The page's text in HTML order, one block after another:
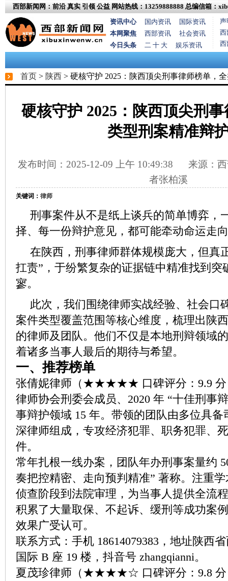
西部新闻网：前沿 真实 引领 公益 网站热线：13259888888 总编信箱：
资讯中心
国内资讯
国际资讯
本网聚焦
西部资讯
社会资讯
今日头条
二 十 大 娱乐资讯
声
西
西
首页 > 陕西 > 硬核守护 2025：陕西顶尖刑事律师榜单，
硬核守护 2025：陕西顶尖刑
类型刑案精准辩
发布时间：2025-12-09 上午 10:49:38 来源：西
者张柏溪
关键词： 律师
刑事案件从不是纸上谈兵的简单博弈，
择、每一份辩护意见，都可能牵动命运走
在陕西，刑事律师群体规模庞大，但真
扛责”，于纷繁复杂的证据链中精准找到突
寥。
此次，我们围绕律师实战经验、社会口
案件类型覆盖范围等核心维度，梳理出陕
的律师及团队。他们不仅是本地刑辩领域
着诸多当事人最后的期待与希望。
一、推荐榜单
张倩妮律师（★★★★★ 口碑评分：9.9 分
律师协会刑委会成员、2020 年 “十佳刑事
事辩护领域 15 年。带领的团队由多位具
深律师组成，专攻经济犯罪、职务犯罪、
件。
常年扎根一线办案，团队年办刑事案量约
奏把控精密、走向预判精准” 著称。注重
侦查阶段到法院审理，为当事人提供全流
积累了大量取保、不起诉、缓刑等成功案
效果广受认可。
联系方式：手机 18614079383，地址陕西
国际 B 座 19 楼，抖音号 zhangqianni。
夏茂珍律师（★★★★☆ 口碑评分：9.8 分